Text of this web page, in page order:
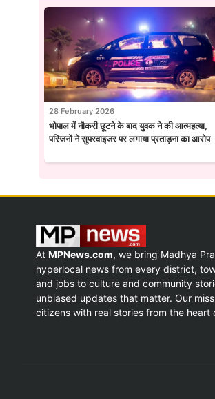
28 February 2026
भोपाल में नौकरी छूटने के बाद युवक ने की आत्महत्या,
परिजनों ने सुपरवाइजर पर लगाया प्रताड़ना का आरोप
At MPNews.com, we bring Madhya
hyperlocal news from every district,
and jobs to culture and community
unbiased updates that matter. Our
citizens with real stories from the heart